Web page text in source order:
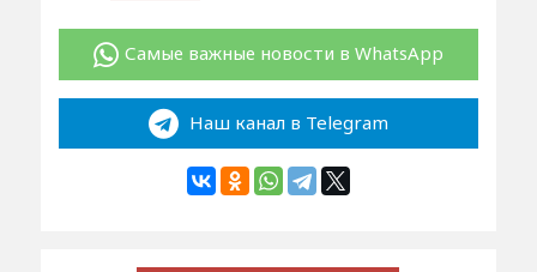
Самые важные новости в WhatsApp
Наш канал в Telegram